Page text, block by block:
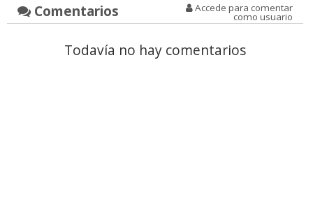
Comentarios Accede para comentar
como usuario
Todavía no hay comentarios